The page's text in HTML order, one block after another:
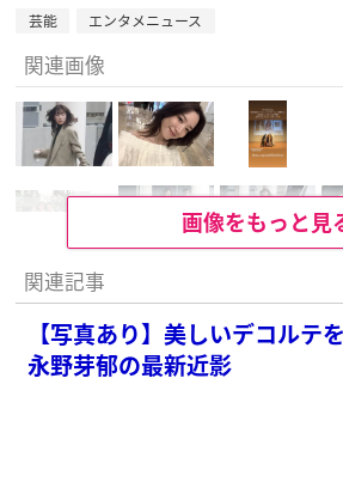
芸能 エンタメニュース
関連画像
画像をもっと見
関連記事
【写真あり】美しいデコルテ
永野芽郁の最新近影